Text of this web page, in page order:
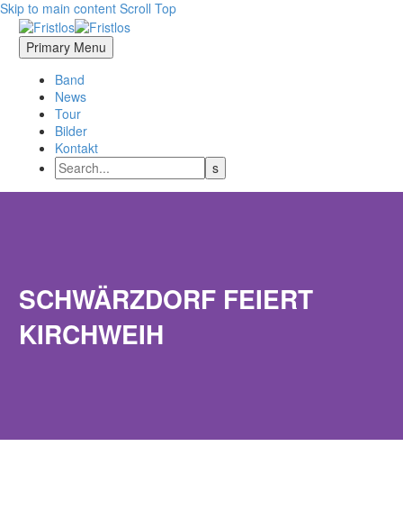
Skip to main content Scroll Top
Primary Menu
Band
News
Tour
Bilder
Kontakt
SCHWÄRZDORF FEIERT
KIRCHWEIH